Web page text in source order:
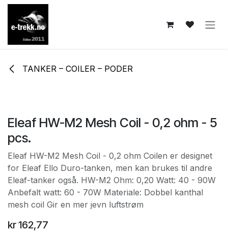
Skip to Content
TANKER – COILER – PODER
Eleaf HW-M2 Mesh Coil - 0,2 ohm - 5
pcs.
Eleaf HW-M2 Mesh Coil - 0,2 ohm Coilen er designet
for Eleaf Ello Duro-tanken, men kan brukes til andre
Eleaf-tanker også. HW-M2 Ohm: 0,20 Watt: 40 - 90W
Anbefalt watt: 60 - 70W Materiale: Dobbel kanthal
mesh coil Gir en mer jevn luftstrøm
kr162,77